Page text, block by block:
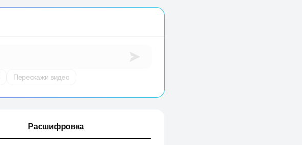
Перескажи видео
Расшифровка